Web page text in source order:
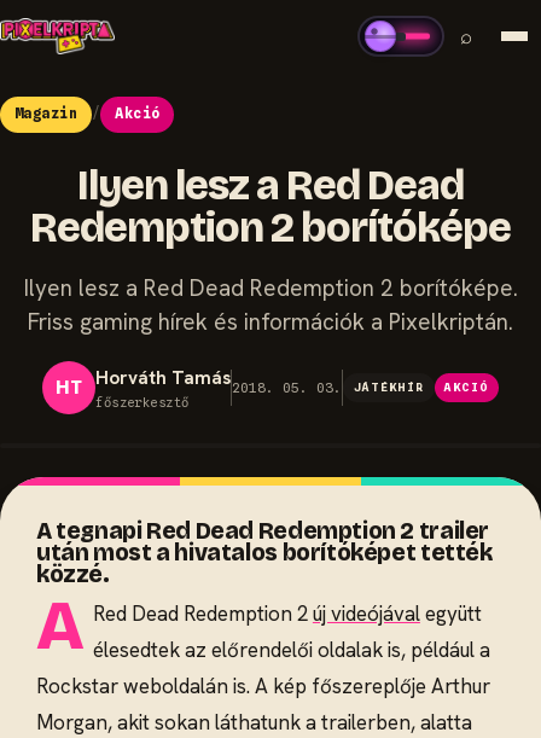
⌕
Magazin / Akció
Ilyen lesz a Red Dead
Redemption 2 borítóképe
Ilyen lesz a Red Dead Redemption 2 borítóképe.
Friss gaming hírek és információk a Pixelkriptán.
HT Horváth Tamás
főszerkesztő
2018. 05. 03. JÁTÉKHÍR AKCIÓ
A tegnapi Red Dead Redemption 2 trailer
után most a hivatalos borítóképet tették
közzé.
A Red Dead Redemption 2új videójávalegyütt
élesedtek az előrendelői oldalak is, például a
Rockstar weboldalán is. A kép főszereplője Arthur
Morgan, akit sokan láthatunk a trailerben, alatta